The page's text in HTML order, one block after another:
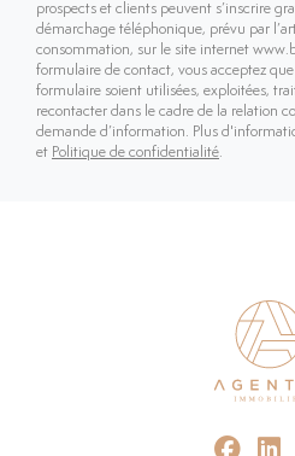
prospects et clients peuvent s’inscrire
démarchage téléphonique, prévu par
consommation, sur le site internet
formulaire de contact, vous acceptez
formulaire soient utilisées, exploitées,
recontacter dans le cadre de la relation
demande d’information. Plus
et Politique de confidentialité.